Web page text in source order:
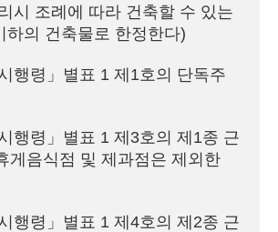
시 조례에 따라 건축할 수 있는
하의 건축물로 한정한다)
행령」별표 1 제1호의 단독주
행령」별표 1 제3호의 제1종 근
게음식점 및 제과점은 제외한
행령」별표 1 제4호의 제2종 근